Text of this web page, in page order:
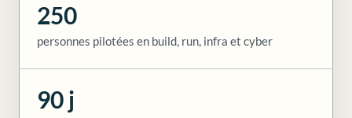
250
personnes pilotées en build, run, infra et cyber
90 j